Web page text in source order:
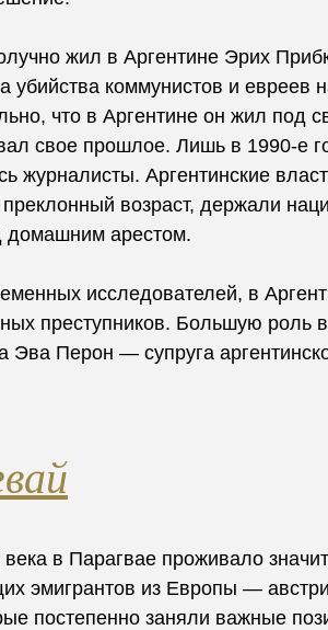
жил в Аргентине Эрих
убийства коммунистов и евреев
что в Аргентине он жил под
свое прошлое. Лишь в 1990-е
журналисты. Аргентинские
возраст, держали
домашним арестом.
исследователей, в
преступников. Большую роль
Эва Перон — супруга
в Парагвае проживало
эмигрантов из Европы —
постепенно заняли важные